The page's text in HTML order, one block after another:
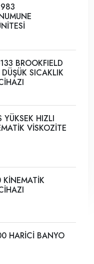
BROOKFIELD
SICAKLIK
HIZLI
VİSKOZİTE
HARİCİ BANYO